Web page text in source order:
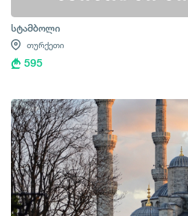
სტამბოლი
თურქეთი
595